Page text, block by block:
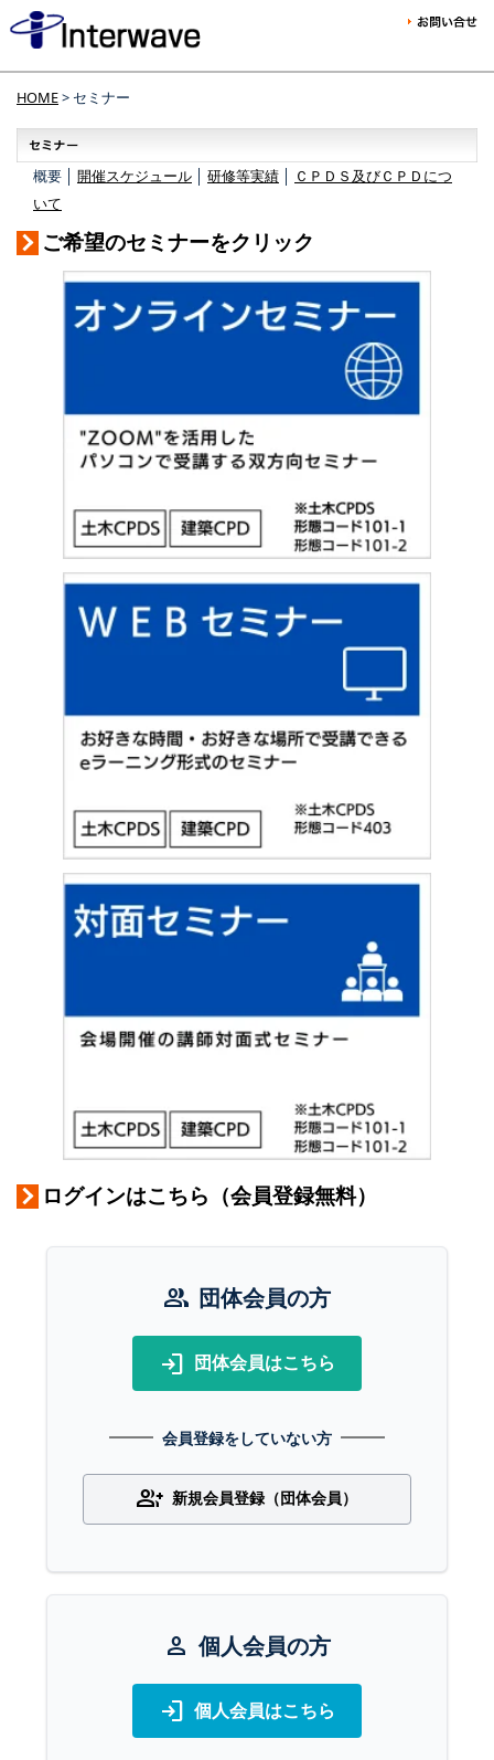
HOME> セミナー
概要 │ 開催スケジュール 研修等実績
ＣＰＤＳ及びＣＰＤにつ
いて
ご希望のセミナーをクリック
ログインはこちら（会員登録無料）
group 団体会員の方
login 団体会員はこちら
会員登録をしていない方
group_add 新規会員登録（団体会員）
person 個人会員の方
login 個人会員はこちら